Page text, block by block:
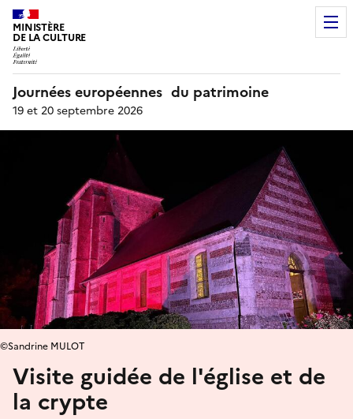
MINISTÈRE
DE LA CULTURE
Journées européennes du patrimoine
19 et 20 septembre 2026
Visite guidée de l'église et de
la crypte
©Sandrine MULOT